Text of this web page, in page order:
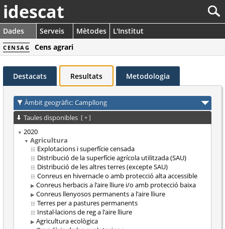
idescat
Dades Serveis Mètodes L'Institut
CENSAG Cens agrari
Destacats Resultats Metodologia
Àmbit geogràfic: Campllong
Taules disponibles [ + ]
2020
Agricultura
Explotacions i superfície censada
Distribució de la superfície agrícola utilitzada (SAU)
Distribució de les altres terres (excepte SAU)
Conreus en hivernacle o amb protecció alta accessible
Conreus herbacis a l'aire lliure i/o amb protecció baixa
Conreus llenyosos permanents a l'aire lliure
Terres per a pastures permanents
Instal·lacions de reg a l'aire lliure
Agricultura ecològica